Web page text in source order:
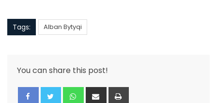
Tags: Alban Bytyqi
You can share this post!
Whatsapp
Share